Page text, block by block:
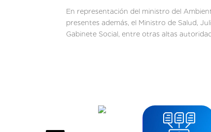
En representación del ministro del
presentes además, el Ministro de Salud,
Gabinete Social, entre otras altas